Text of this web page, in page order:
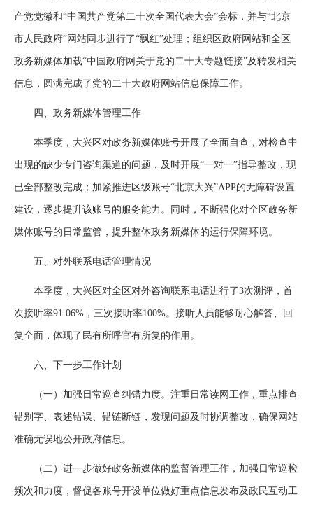
产党党徽和“中国共产党第二十次全国代表大会”会标，并与“北京
市人民政府”网站同步进行了“飘红”处理；组织区政府网站和全区
政务新媒体加载“中国政府网关于党的二十大专题链接”及转发相关
信息，圆满完成了党的二十大政府网站信息保障工作。
四、政务新媒体管理工作
本季度，大兴区对政务新媒体账号开展了全面自查，对检查中
出现的缺少专门咨询渠道的问题，及时开展“一对一”指导整改，现
已全部整改完成；加紧推进区级账号“北京大兴”APP的无障碍设置
建设，逐步提升该账号的服务能力。同时，不断强化对全区政务新
媒体账号的日常监管，提升整体政务新媒体的运行保障环境。
五、对外联系电话管理情况
本季度，大兴区对全区对外咨询联系电话进行了3次测评，首
次接听率91.06%，三次接听率100%。接听人员能够耐心解答、回
复全面，体现了民有所呼官有所复的作用。
六、下一步工作计划
（一）加强日常巡查纠错力度。注重日常读网工作，重点排查
错别字、表述错误、错链断链，发现问题及时协调整改，确保网站
准确无误地公开政府信息。
（二）进一步做好政务新媒体的监督管理工作，加强日常巡检
频次和力度，督促各账号开设单位做好重点信息发布及政民互动工